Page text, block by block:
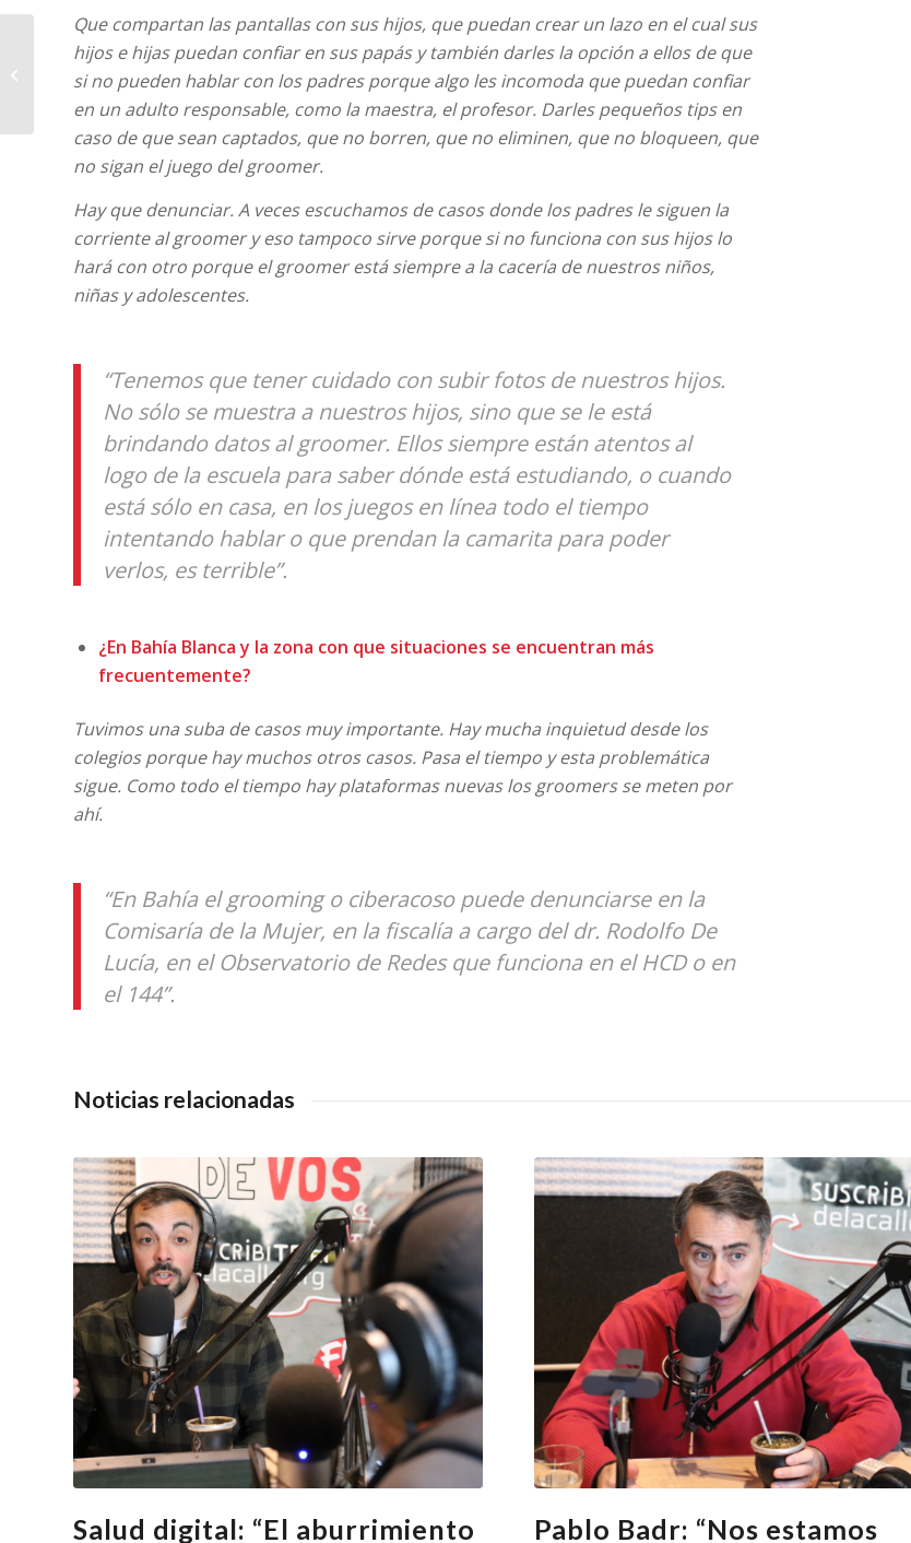
Que compartan las pantallas con sus hijos, que puedan crear un lazo en el cual sus
hijos e hijas puedan confiar en sus papás y también darles la opción a ellos de que
si no pueden hablar con los padres porque algo les incomoda que puedan confiar
en un adulto responsable, como la maestra, el profesor. Darles pequeños tips en
caso de que sean captados, que no borren, que no eliminen, que no bloqueen, que
no sigan el juego del groomer.
Hay que denunciar. A veces escuchamos de casos donde los padres le siguen la
corriente al groomer y eso tampoco sirve porque si no funciona con sus hijos lo
hará con otro porque el groomer está siempre a la cacería de nuestros niños,
niñas y adolescentes.
“Tenemos que tener cuidado con subir fotos de nuestros hijos.
No sólo se muestra a nuestros hijos, sino que se le está
brindando datos al groomer. Ellos siempre están atentos al
logo de la escuela para saber dónde está estudiando, o cuando
está sólo en casa, en los juegos en línea todo el tiempo
intentando hablar o que prendan la camarita para poder
verlos, es terrible”.
¿En Bahía Blanca y la zona con que situaciones se encuentran más
frecuentemente?
Tuvimos una suba de casos muy importante. Hay mucha inquietud desde los
colegios porque hay muchos otros casos. Pasa el tiempo y esta problemática
sigue. Como todo el tiempo hay plataformas nuevas los groomers se meten por
ahí.
“En Bahía el grooming o ciberacoso puede denunciarse en la
Comisaría de la Mujer, en la fiscalía a cargo del dr. Rodolfo De
Lucía, en el Observatorio de Redes que funciona en el HCD o en
el 144”.
Noticias relacionadas
Salud digital: “El aburrimiento Pablo Badr: “Nos estamos
Crimen en Barrio
Thompson: “Ella salvó
a su hermana”